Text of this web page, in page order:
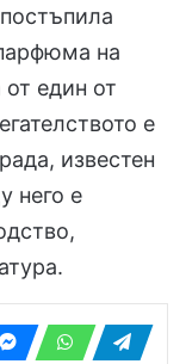
на
един от
е
известен
него е